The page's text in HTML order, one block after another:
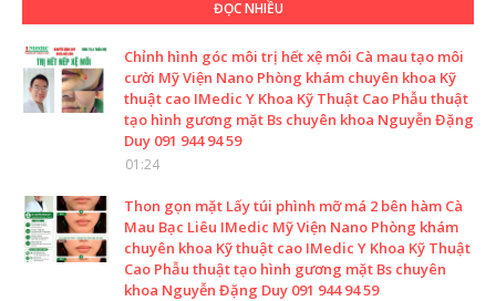
ĐỌC NHIỀU
Chỉnh hình góc môi trị hết xệ môi Cà mau tạo môi
cười Mỹ Viện Nano Phòng khám chuyên khoa Kỹ
thuật cao IMedic Y Khoa Kỹ Thuật Cao Phẫu thuật
tạo hình gương mặt Bs chuyên khoa Nguyễn Đặng
Duy 091 944 94 59
01:24
Thon gọn mặt Lấy túi phình mỡ má 2 bên hàm Cà
Mau Bạc Liêu IMedic Mỹ Viện Nano Phòng khám
chuyên khoa Kỹ thuật cao IMedic Y Khoa Kỹ Thuật
Cao Phẫu thuật tạo hình gương mặt Bs chuyên
khoa Nguyễn Đặng Duy 091 944 94 59